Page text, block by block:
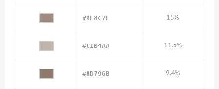
#9F8C7F 15%
#C1B4AA 11.6%
#8D796B 9.4%